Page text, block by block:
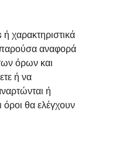
χαρακτηριστικά
αναφορά
όρων και
ή να
ή
θα ελέγχουν